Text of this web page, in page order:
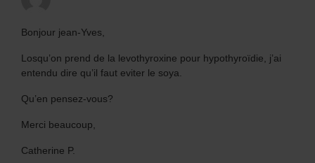
Bonjour jean-Yves,
Losqu’on prend de la levothyroxine pour hypothyroïdie, j’ai
entendu dire qu’il faut eviter le soya.
Qu’en pensez-vous?
Merci beaucoup,
Catherine P.